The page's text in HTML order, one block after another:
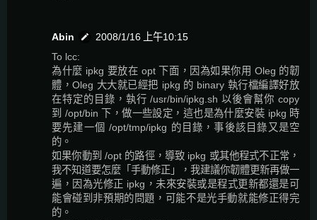
Abin
2008/1/16 上午10:15
To lcc:
為什麼 ipkg 要放在 opt 下面，因為如果你用 Oleg 的韌
體，Oleg 大大就已經把 ipkg 的 binary 執行檔編譯好放
在特定的目錄，執行 /usr/bin/ipkg.sh 以後會幫你 copy
到 /opt/bin 下，做一些設定，這也是為什麼安裝 ipkg 時
要先建一個 /opt/tmp/ipkg 的目錄，事後該目錄又是空
的。
如果你動到 /opt 的路徑，導致 ipkg 或其他程式不正常，
我不知道要怎麼「手動修正」，我建議你韌體更新再做一
遍，因為光修正 ipkg，未來安裝或是程式更新都還是可
能會碰到非預期的問題，可能不是光手動就能修正得完
的。